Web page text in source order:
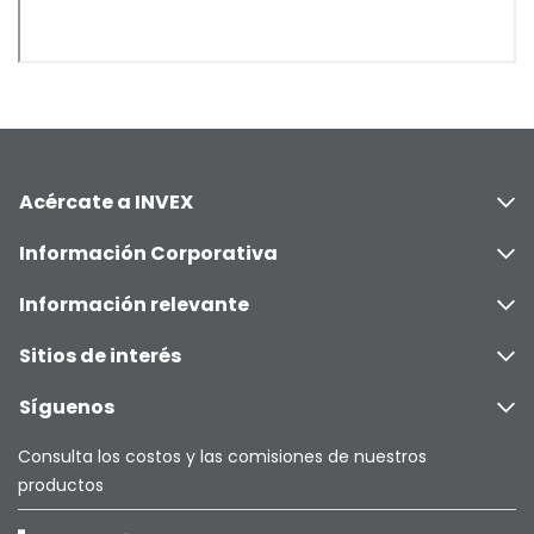
Acércate a INVEX
Información Corporativa
Información relevante
Sitios de interés
Síguenos
Consulta los costos y las comisiones de nuestros
productos